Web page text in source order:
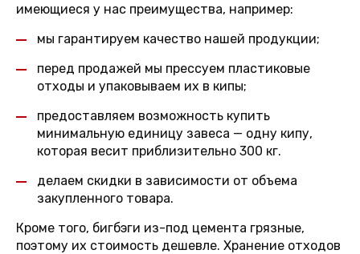
имеющиеся у нас преимущества, например:
мы гарантируем качество нашей продукции;
перед продажей мы прессуем пластиковые
отходы и упаковываем их в кипы;
предоставляем возможность купить
минимальную единицу завеса — одну кипу,
которая весит приблизительно 300 кг.
делаем скидки в зависимости от объема
закупленного товара.
Кроме того, бигбэги из-под цемента грязные,
поэтому их стоимость дешевле. Хранение отходов